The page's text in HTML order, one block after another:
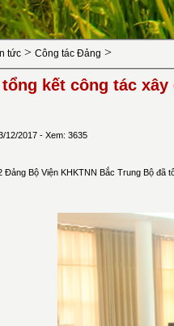
tức > Công tác Đảng >
kết công tác
12/2017 - Xem: 3635
Đảng Bộ Viện KHKTNN Bắc Trung Bộ đã